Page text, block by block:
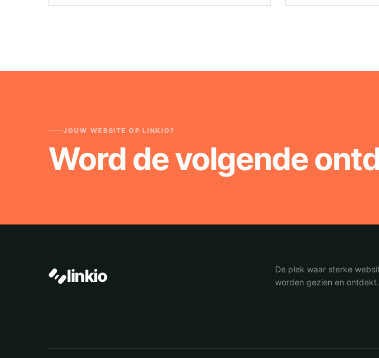
JOUW WEBSITE OP LINKIO?
Word de volgende
linkio
De plek waar sterke
worden gezien en ontdekt.